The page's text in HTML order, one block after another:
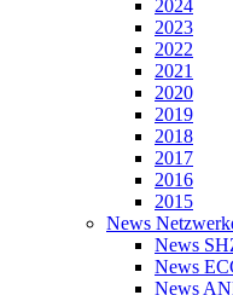
2024
2023
2022
2021
2020
2019
2018
2017
2016
2015
News
News
News
News